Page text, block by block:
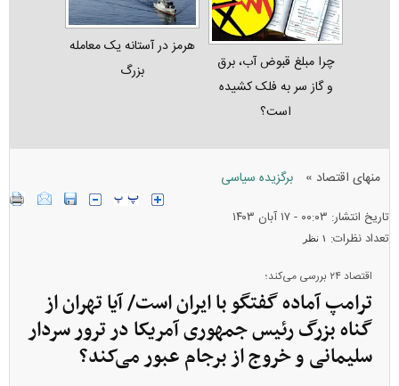
چرا مبلغ قبوض آب، برق
و گاز سر به فلک کشیده
است؟
هرمز در آستانه یک معامله
بزرگ
منهای اقتصاد » برگزیده سیاسی
تاریخ انتشار: ۰۰:۰۳ - ۱۷ آبان ۱۴۰۳
تعداد نظرات: ۱ نظر
اقتصاد ۲۴ بررسی می‌کند؛
ترامپ آماده گفتگو با ایران است/ آیا تهران از
گناه بزرگ رئیس جمهوری آمریکا در ترور سردار
سلیمانی و خروج از برجام عبور می‌کند؟